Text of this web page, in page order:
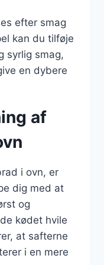
efter smag
kan du tilføje
syrlig smag,
en dybere
af
i ovn, er
dig med at
og
kødet hvile
at safterne
i en mere